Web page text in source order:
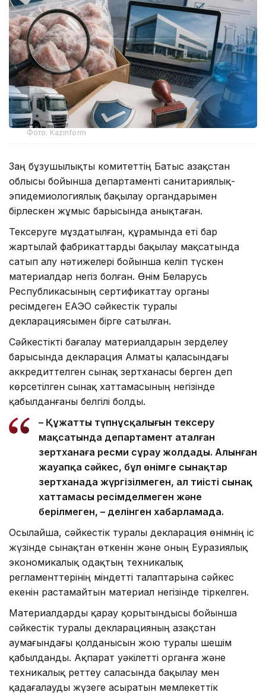
Фото: Kazinform
Заң бұзушылықты комитеттің Батыс Қазақстан
облысы бойынша департаменті санитариялық-
эпидемиологиялық бақылау органдарымен
бірлескен жұмыс барысында анықтаған.
Тексеруге мұздатылған, құрамында еті бар
жартылай фабрикаттарды бақылау мақсатында
сатып алу нәтижелері бойынша келіп түскен
материалдар негіз болған. Өнім Беларусь
Республикасының сертификаттау органы
ресімдеген ЕАЭО сәйкестік туралы
декларациясымен бірге сатылған.
Сәйкестікті бағалау материалдарын зерделеу
барысында декларация Алматы қаласындағы
аккредиттелген сынақ зертханасы берген деп
көрсетілген сынақ хаттамасының негізінде
қабылданғаны белгілі болды.
– Құжаттың түпнұсқалығын тексеру
мақсатында департамент аталған
зертханаға ресми сұрау жолдады. Алынған
жауапқа сәйкес, бұл өнімге сынақтар
зертханада жүргізілмеген, ал тиісті сынақ
хаттамасы ресімделмеген және
берілмеген, – делінген хабарламада.
Осылайша, сәйкестік туралы декларация өнімнің іс
жүзінде сынақтан өткенін және оның Еуразиялық
экономикалық одақтың техникалық
регламенттерінің міндетті талаптарына сәйкес
екенін растамайтын материал негізінде тіркелген.
Материалдарды қарау қорытындысы бойынша
сәйкестік туралы декларацияның Қазақстан
аумағындағы қолданысын жою туралы шешім
қабылданды. Ақпарат уәкілетті органға және
техникалық реттеу саласында бақылау мен
қадағалауды жүзеге асыратын мемлекеттік